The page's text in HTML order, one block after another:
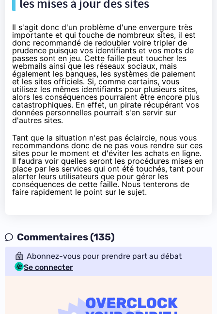
les mises à jour des sites
Il s'agit donc d'un problème d'une envergure très
importante et qui touche de nombreux sites, il est
donc recommandé de redoubler voire tripler de
prudence puisque vos identifiants et vos mots de
passes sont en jeu. Cette faille peut toucher les
webmails ainsi que les réseaux sociaux, mais
également les banques, les systèmes de paiement
et les sites officiels. Si, comme certains, vous
utilisez les mêmes identifiants pour plusieurs sites,
alors les conséquences pourraient être encore plus
catastrophiques. En effet, un pirate récupérant vos
données personnelles pourrait s'en servir sur
d'autres sites.
Tant que la situation n'est pas éclaircie, nous vous
recommandons donc de ne pas vous rendre sur ces
sites pour le moment et d'éviter les achats en ligne.
Il faudra voir quelles seront les procédures mises en
place par les services qui ont été touchés, tant pour
alerter leurs utilisateurs que pour gérer les
conséquences de cette faille. Nous tenterons de
faire rapidement le point sur le sujet.
Commentaires (135)
Abonnez-vous pour prendre part au débat
Se connecter